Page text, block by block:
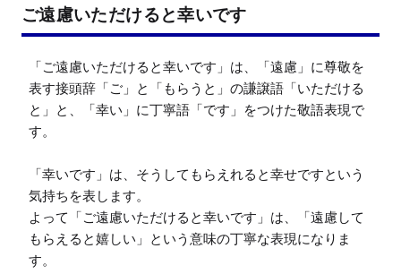
ご遠慮いただけると幸いです
「ご遠慮いただけると幸いです」は、「遠慮」に尊敬を
表す接頭辞「ご」と「もらうと」の謙譲語「いただける
と」と、「幸い」に丁寧語「です」をつけた敬語表現で
す。
「幸いです」は、そうしてもらえれると幸せですという
気持ちを表します。
よって「ご遠慮いただけると幸いです」は、「遠慮して
もらえると嬉しい」という意味の丁寧な表現になりま
す。